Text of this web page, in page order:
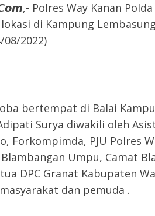
Polres Way Kanan
di Kampung
08/2022)
bertempat di Balai
Surya diwakili oleh
Forkompimda, PJU Polres
Umpu, Camat
DPC Granat Kabupaten
dan pemuda .